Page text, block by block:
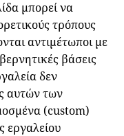
μπορεί να
τρόπους
αντιμέτωποι με
βάσεις
δεν
αυτών των
(custom)
εργαλείου